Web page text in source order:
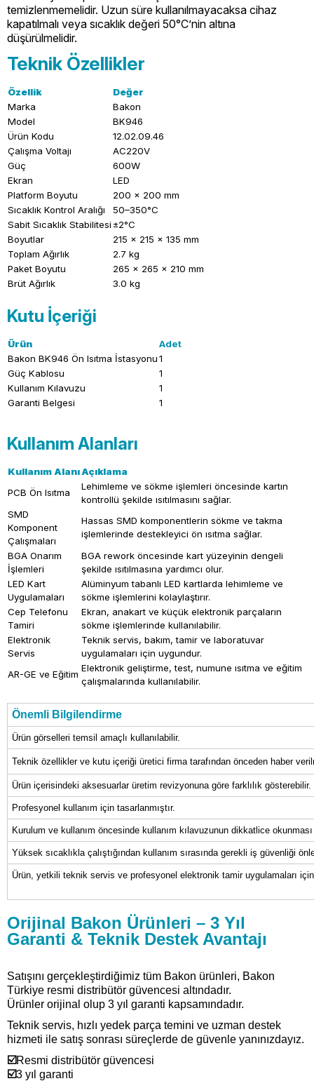
temizlenmemelidir. Uzun süre kullanılmayacaksa cihaz
kapatılmalı veya sıcaklık değeri 50°C’nin altına
düşürülmelidir.
Teknik Özellikler
Özellik
Değer
Marka
Bakon
Model
BK946
Ürün Kodu
12.02.09.46
Çalışma Voltajı
AC220V
Güç
600W
Ekran
LED
Platform Boyutu
200 x 200 mm
Sıcaklık Kontrol Aralığı
50–350°C
Sabit Sıcaklık Stabilitesi ±2°C
Boyutlar
215 x 215 x 135 mm
Toplam Ağırlık
2.7 kg
Paket Boyutu
265 x 265 x 210 mm
Brüt Ağırlık
3.0 kg
Kutu İçeriği
Ürün
Adet
Bakon BK946 Ön Isıtma İstasyonu1
Güç Kablosu
1
Kullanım Kılavuzu
1
Garanti Belgesi
1
Kullanım Alanları
Kullanım AlanıAçıklama
PCB Ön Isıtma
Lehimleme ve sökme işlemleri öncesinde kartın
kontrollü şekilde ısıtılmasını sağlar.
SMD
Komponent
Çalışmaları
Hassas SMD komponentlerin sökme ve takma
işlemlerinde destekleyici ön ısıtma sağlar.
BGA Onarım
İşlemleri
BGA rework öncesinde kart yüzeyinin dengeli
şekilde ısıtılmasına yardımcı olur.
LED Kart
Uygulamaları
Alüminyum tabanlı LED kartlarda lehimleme ve
sökme işlemlerini kolaylaştırır.
Cep Telefonu
Tamiri
Ekran, anakart ve küçük elektronik parçaların
sökme işlemlerinde kullanılabilir.
Elektronik
Servis
Teknik servis, bakım, tamir ve laboratuvar
uygulamaları için uygundur.
AR-GE ve Eğitim
Elektronik geliştirme, test, numune ısıtma ve eğitim
çalışmalarında kullanılabilir.
Önemli Bilgilendirme
Ürün görselleri temsil amaçlı kullanılabilir.
Teknik özellikler ve kutu içeriği üretici firma tarafından önceden haber
Ürün içerisindeki aksesuarlar üretim revizyonuna göre farklılık gösterebilir.
Profesyonel kullanım için tasarlanmıştır.
Kurulum ve kullanım öncesinde kullanım kılavuzunun dikkatlice
Yüksek sıcaklıkla çalıştığından kullanım sırasında gerekli iş güvenliği
Ürün, yetkili teknik servis ve profesyonel elektronik tamir uygulamaları
Orijinal Bakon Ürünleri – 3 Yıl
Garanti & Teknik Destek Avantajı
Satışını gerçekleştirdiğimiz tüm Bakon ürünleri, Bakon
Türkiye resmi distribütör güvencesi altındadır.
Ürünler orijinal olup 3 yıl garanti kapsamındadır.
Teknik servis, hızlı yedek parça temini ve uzman destek
hizmeti ile satış sonrası süreçlerde de güvenle yanınızdayız.
☑️Resmi distribütör güvencesi
☑️3 yıl garanti